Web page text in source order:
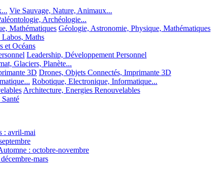
Vie Sauvage, Nature, Animaux...
Archéologie...
Mathématiques Géologie, Astronomie, Physique, Mathématiques
Maths
et Océans
Leadership, Développement Personnel
Glaciers, Planète...
3D Drones, Objets Connectés, Imprimante 3D
Robotique, Electronique, Informatique...
Architecture, Energies Renouvelables
: avril-mai
: octobre-novembre
mars